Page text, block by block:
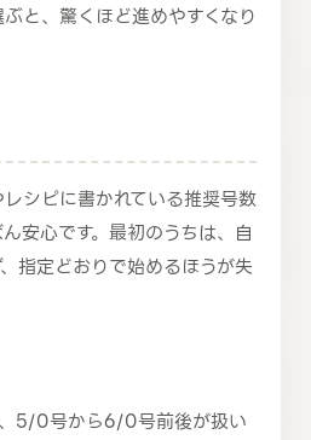
と、驚くほど進めやすくなり
シピに書かれている推奨号数
安心です。最初のうちは、自
指定どおりで始めるほうが失
5/0号から6/0号前後が扱い